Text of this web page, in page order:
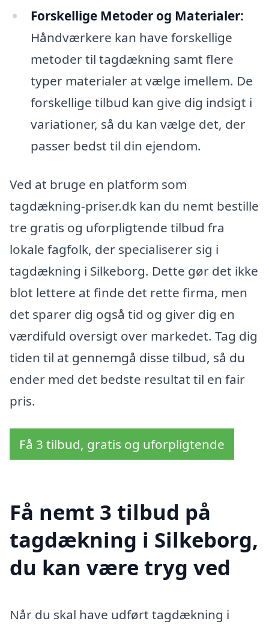
Forskellige Metoder og Materialer:
Håndværkere kan have forskellige
metoder til tagdækning samt flere
typer materialer at vælge imellem. De
forskellige tilbud kan give dig indsigt i
variationer, så du kan vælge det, der
passer bedst til din ejendom.
Ved at bruge en platform som
tagdækning-priser.dk kan du nemt bestille
tre gratis og uforpligtende tilbud fra
lokale fagfolk, der specialiserer sig i
tagdækning i Silkeborg. Dette gør det ikke
blot lettere at finde det rette firma, men
det sparer dig også tid og giver dig en
værdifuld oversigt over markedet. Tag dig
tiden til at gennemgå disse tilbud, så du
ender med det bedste resultat til en fair
pris.
Få 3 tilbud, gratis og uforpligtende
Få nemt 3 tilbud på
tagdækning i Silkeborg,
du kan være tryg ved
Når du skal have udført tagdækning i